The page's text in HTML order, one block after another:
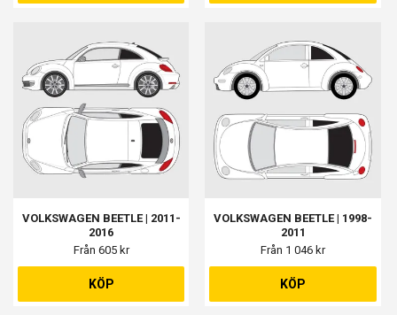
VOLKSWAGEN BEETLE | 2011-
2016
Från 605 kr
KÖP
VOLKSWAGEN BEETLE | 1998-
2011
Från 1 046 kr
KÖP